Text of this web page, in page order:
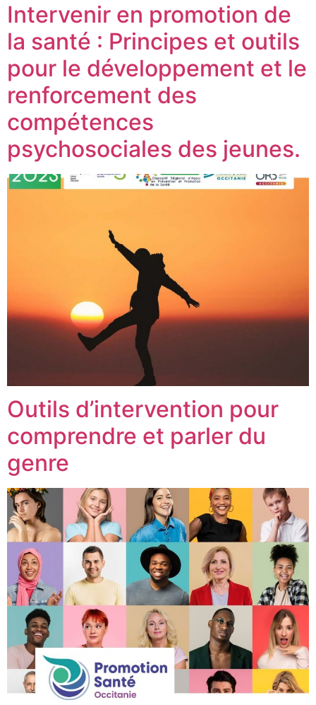
Intervenir en promotion de
la santé : Principes et outils
pour le développement et le
renforcement des
compétences
psychosociales des jeunes.
Outils d’intervention pour
comprendre et parler du
genre